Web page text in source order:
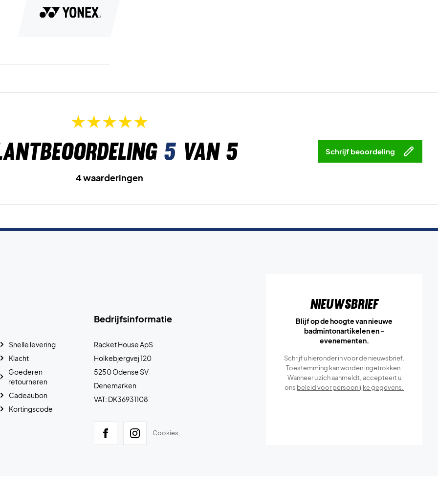
5van 5 Schrijf beoordeling
4 waarderingen
Bedrijfsinformatie
Racket House ApS
Holkebjergvej 120
5250 Odense SV
Denemarken
VAT: DK36931108
Cookies
Snelle levering
Klacht
Goederen
retourneren
Cadeaubon
Kortingscode
Nieuwsbrief
Blijf op de hoogte van nieuwe
badmintonartikelen en -
evenementen.
Schrijf u hieronder in voor de nieuwsbrief.
Toestemming kan worden ingetrokken.
Wanneer u zich aanmeldt, accepteert u
ons beleid voor persoonlijke gegevens.